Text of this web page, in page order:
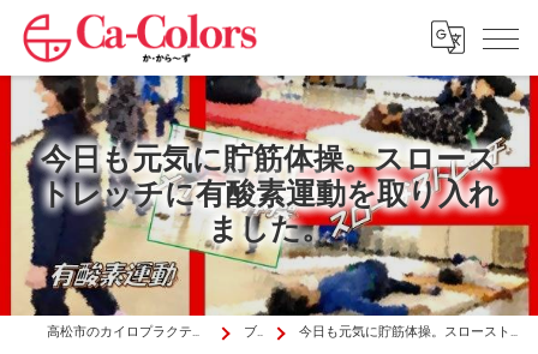
今日も元気に貯筋体操。スロース
トレッチに有酸素運動を取り入れ
ました。
高松市のカイロプラクティックはか・から～ず施術院 ブログ 今日も元気に貯筋体操。スローストレッチに有酸素運動を取り入れました。